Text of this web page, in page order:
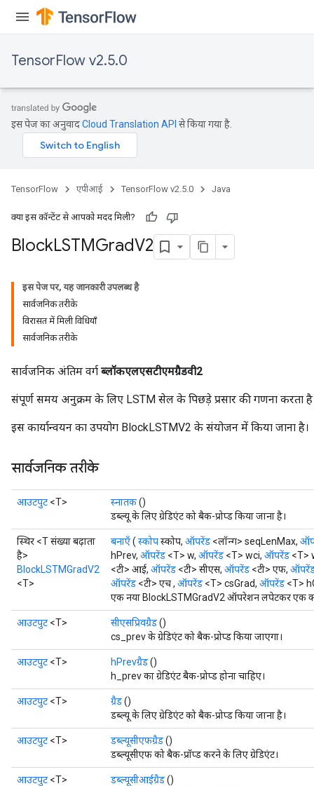
TensorFlow v2.5.0
इस पेज का अनुवादCloud Translation API से किया गया है.
TensorFlow एपीआई TensorFlow v2.5.0 Java
क्या इस कॉन्टेंट से आपको मदद मिली?
BlockLSTMGradV2
इस पेज पर, यह जानकारी उपलब्ध है
सार्वजनिक तरीके
विरासत में मिली विधियाँ
सार्वजनिक तरीके
सार्वजनिक अंतिम वर्ग ब्लॉकएलएसटीएमग्रैडवी2
संपूर्ण समय अनुक्रम के लिए LSTM सेल के पिछड़े प्रसार की गणना करता
इस कार्यान्वयन का उपयोग BlockLSTMV2 के संयोजन में किया जाना है।
सार्वजनिक तरीके
आउटपुट <T> स्नातक()
डब्ल्यू के लिए ग्रेडिएंट को बैक-प्रोप्ड किया जाना है।
स्थिर <T संख्या बढ़ाता
है>
BlockLSTMGradV2
<T>
बनाएँ( स्कोपस्कोप, ऑपरेंड <लॉन्ग> seqLenMax,
hPrev, ऑपरेंड <T> w, ऑपरेंड <T> wci, ऑपरेंड <T>
<टी> आई, ऑपरेंड <टी> सीएस, ऑपरेंड <टी> एफ,
ऑपरेंड <टी> एच , ऑपरेंड <T> csGrad, ऑपरेंड <T>
एक नया BlockLSTMGradV2 ऑपरेशन लपेटकर एक
आउटपुट <T> सीएसप्रिवग्रैड()
cs_prev के ग्रेडिएंट को बैक-प्रोप्ड किया जाएगा।
आउटपुट <T> hPrevग्रैड()
h_prev का ग्रेडिएंट बैक-प्रोप्ड होना चाहिए।
आउटपुट <T> ग्रैड()
डब्ल्यू के लिए ग्रेडिएंट को बैक-प्रोप्ड किया जाना है।
आउटपुट <T> डब्ल्यूसीएफग्रैड()
डब्ल्यूसीएफ को बैक-प्रॉप्ड करने के लिए ग्रेडिएंट।
आउटपुट <T> डब्ल्यूसीआईग्रैड()